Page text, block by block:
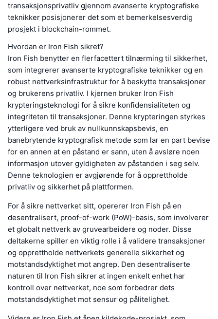
transaksjonsprivatliv gjennom avanserte kryptografiske
teknikker posisjonerer det som et bemerkelsesverdig
prosjekt i blockchain-rommet.
Hvordan er Iron Fish sikret?
Iron Fish benytter en flerfacettert tilnærming til sikkerhet,
som integrerer avanserte kryptografiske teknikker og en
robust nettverksinfrastruktur for å beskytte transaksjoner
og brukerens privatliv. I kjernen bruker Iron Fish
krypteringsteknologi for å sikre konfidensialiteten og
integriteten til transaksjoner. Denne krypteringen styrkes
ytterligere ved bruk av nullkunnskapsbevis, en
banebrytende kryptografisk metode som lar en part bevise
for en annen at en påstand er sann, uten å avsløre noen
informasjon utover gyldigheten av påstanden i seg selv.
Denne teknologien er avgjørende for å opprettholde
privatliv og sikkerhet på plattformen.
For å sikre nettverket sitt, opererer Iron Fish på en
desentralisert, proof-of-work (PoW)-basis, som involverer
et globalt nettverk av gruvearbeidere og noder. Disse
deltakerne spiller en viktig rolle i å validere transaksjoner
og opprettholde nettverkets generelle sikkerhet og
motstandsdyktighet mot angrep. Den desentraliserte
naturen til Iron Fish sikrer at ingen enkelt enhet har
kontroll over nettverket, noe som forbedrer dets
motstandsdyktighet mot sensur og pålitelighet.